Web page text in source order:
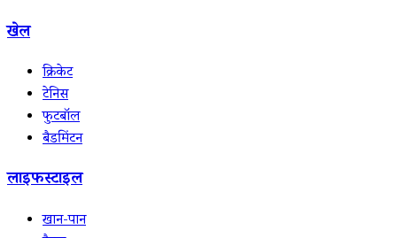
खेल
क्रिकेट
टेनिस
फुटबॉल
बैडमिंटन
लाइफस्टाइल
खान-पान